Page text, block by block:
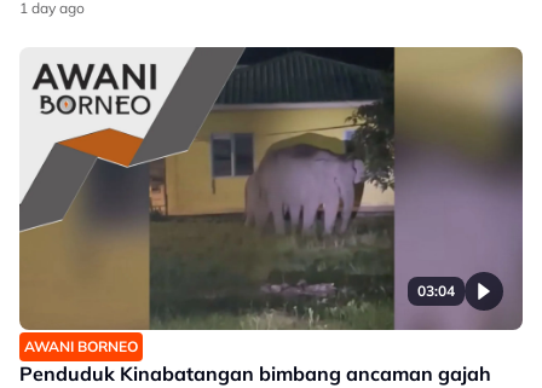
1 day ago
03:04
AWANI BORNEO
Penduduk Kinabatangan bimbang ancaman gajah